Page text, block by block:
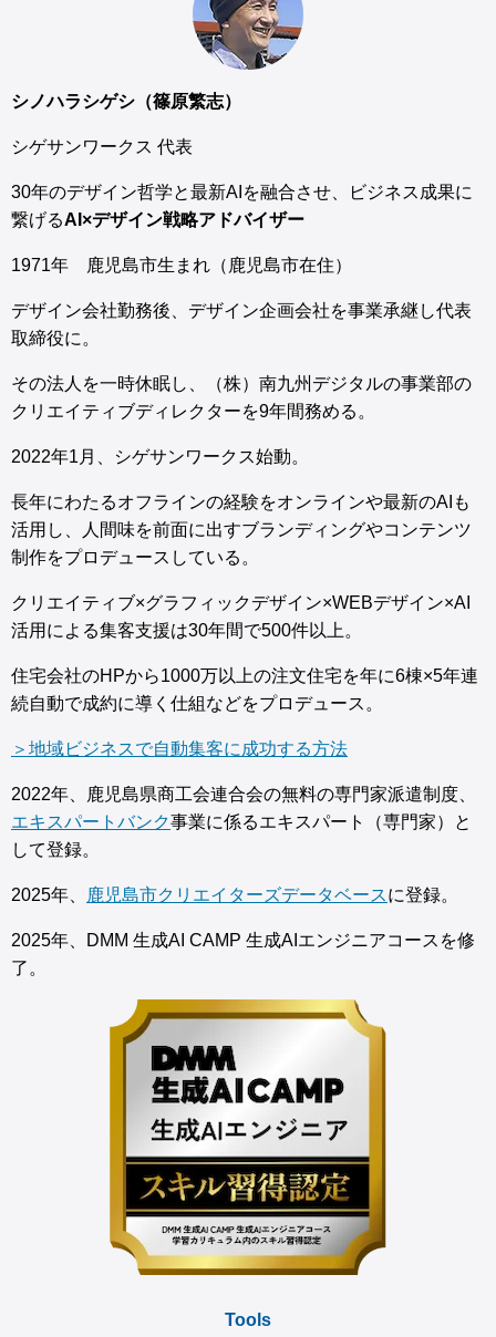
シノハラシゲシ（篠原繁志）
シゲサンワークス 代表
30年のデザイン哲学と最新AIを融合させ、ビジネス成果に
繋げるAI×デザイン戦略アドバイザー
1971年 鹿児島市生まれ（鹿児島市在住）
デザイン会社勤務後、デザイン企画会社を事業承継し代表
取締役に。
その法人を一時休眠し、（株）南九州デジタルの事業部の
クリエイティブディレクターを9年間務める。
2022年1月、シゲサンワークス始動。
長年にわたるオフラインの経験をオンラインや最新のAIも
活用し、人間味を前面に出すブランディングやコンテンツ
制作をプロデュースしている。
クリエイティブ×グラフィックデザイン×WEBデザイン×AI
活用による集客支援は30年間で500件以上。
住宅会社のHPから1000万以上の注文住宅を年に6棟×5年連
続自動で成約に導く仕組などをプロデュース。
＞地域ビジネスで自動集客に成功する方法
2022年、鹿児島県商工会連合会の無料の専門家派遣制度、
エキスパートバンク事業に係るエキスパート（専門家）と
して登録。
2025年、 鹿児島市クリエイターズデータベースに登録。
2025年、DMM 生成AI CAMP 生成AIエンジニアコースを修
了。
Tools